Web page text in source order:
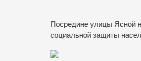
Посредине улицы Ясной
социальной защиты